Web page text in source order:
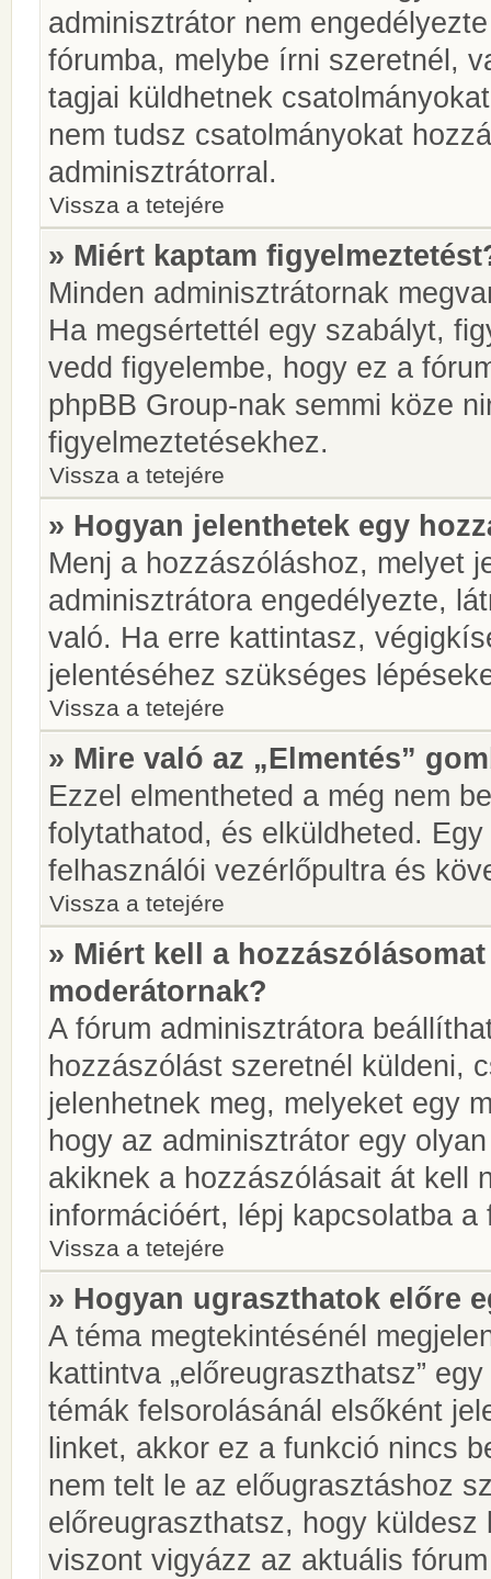
adminisztrátor nem
fórumba, melybe írni szeretnél,
tagjai küldhetnek
nem tudsz csatolmányokat
adminisztrátorral.
Vissza a tetejére
» Miért kaptam
Minden adminisztrátornak
Ha megsértettél egy szabályt,
vedd figyelembe, hogy ez a
phpBB Group-nak semmi köze
figyelmeztetésekhez.
Vissza a tetejére
» Hogyan jelenthetek egy
Menj a hozzászóláshoz, melyet
adminisztrátora engedélyezte,
való. Ha erre kattintasz,
jelentéséhez szükséges
Vissza a tetejére
» Mire való az „Elmentés”
Ezzel elmentheted a még nem
folytathatod, és elküldheted.
felhasználói vezérlőpultra és
Vissza a tetejére
» Miért kell a
moderátornak?
A fórum adminisztrátora
hozzászólást szeretnél küldeni,
jelenhetnek meg, melyeket egy
hogy az adminisztrátor egy
akiknek a hozzászólásait át kell
információért, lépj kapcsolatba
Vissza a tetejére
» Hogyan ugraszthatok előre
A téma megtekintésénél
kattintva „előreugraszthatsz”
témák felsorolásánál elsőként
linket, akkor ez a funkció nincs
nem telt le az előugrasztáshoz
előreugraszthatsz, hogy
viszont vigyázz az aktuális